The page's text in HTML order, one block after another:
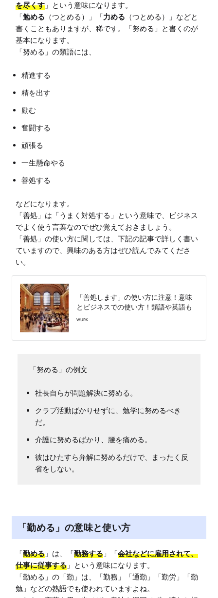
を尽くす 」という意味になります。
「勉める （つとめる）」「力める （つとめる）」などと
書くこともありますが、稀です。「努める」と書くのが
基本になります。
精進する
精を出す
励む
奮闘する
頑張る
一生懸命やる
善処する
などになります。
「善処」は「うまく対処する」という意味で、ビジネス
でよく使う言葉なのでぜひ覚えておきましょう。
「善処」の使い方に関しては、下記の記事で詳しく書い
ていますので、興味のある方はぜひ読んでみてくださ
「善処します」の使い方に注意！意味
とビジネスでの使い方！類語や英語も
WURK
社長自らが問題解決に努める。
クラブ活動ばかりせずに、勉学に努めるべき
だ。
介護に努めるばかり、腰を痛める。
彼はひたすら弁解に努めるだけで、まったく反
省をしない。
「勤める」の意味と使い方
「勤める 」は、「勤務する 」「会社などに雇用されて、
仕事に従事する 」という意味になります。
「勤める」の「勤」は、「勤務」「通勤」「勤労」「勤
勉」などの熟語でも使われていますよね。